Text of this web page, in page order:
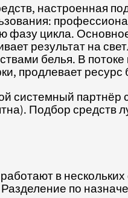
настроенная
фазу цикла.
результат на
белья. В потоке
продлевает ресурс
системный партнёр
Подбор средств
в
по